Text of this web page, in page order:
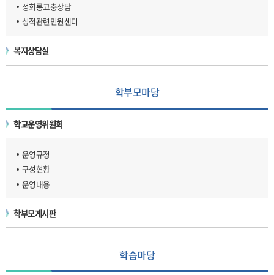
성희롱고충상담
성적관련민원센터
복지상담실
학부모마당
학교운영위원회
운영규정
구성현황
운영내용
학부모게시판
학습마당